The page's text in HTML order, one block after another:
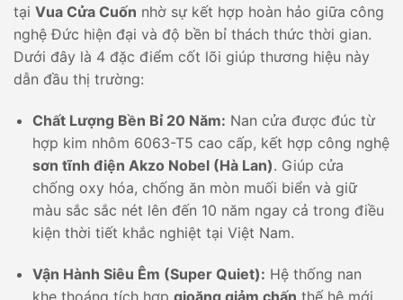
tại Vua Cửa Cuốn nhờ sự kết hợp hoàn hảo giữa công
nghệ Đức hiện đại và độ bền bỉ thách thức thời gian.
Dưới đây là 4 đặc điểm cốt lõi giúp thương hiệu này
dẫn đầu thị trường:
Chất Lượng Bền Bỉ 20 Năm: Nan cửa được đúc từ
hợp kim nhôm 6063-T5 cao cấp, kết hợp công nghệ
sơn tĩnh điện Akzo Nobel (Hà Lan). Giúp cửa
chống oxy hóa, chống ăn mòn muối biển và giữ
màu sắc sắc nét lên đến 10 năm ngay cả trong điều
kiện thời tiết khắc nghiệt tại Việt Nam.
Vận Hành Siêu Êm (Super Quiet): Hệ thống nan
khe thoáng tích hợp gioăng giảm chấn thế hệ mới,